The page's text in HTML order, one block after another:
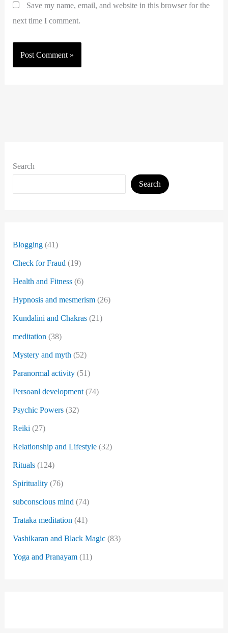
Save my name, email, and website in this browser for the
next time I comment.
Search
Search
Blogging(41)
Check for Fraud (19)
Health and Fitness(6)
Hypnosis and mesmerism(26)
Kundalini and Chakras(21)
meditation (38)
Mystery and myth (52)
Paranormal activity(51)
Persoanl development(74)
Psychic Powers(32)
Reiki (27)
Relationship and Lifestyle(32)
Rituals(124)
Spirituality(76)
subconscious mind (74)
Trataka meditation (41)
Vashikaran and Black Magic(83)
Yoga and Pranayam(11)